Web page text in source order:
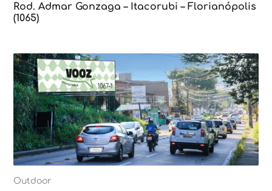
Rod. Admar Gonzaga – Itacorubi – Florianópolis
(1065)
Outdoor